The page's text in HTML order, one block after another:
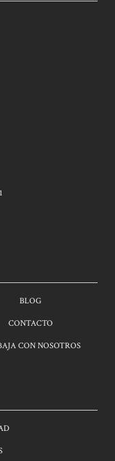
BLOG
CONTACTO
CON NOSOTROS